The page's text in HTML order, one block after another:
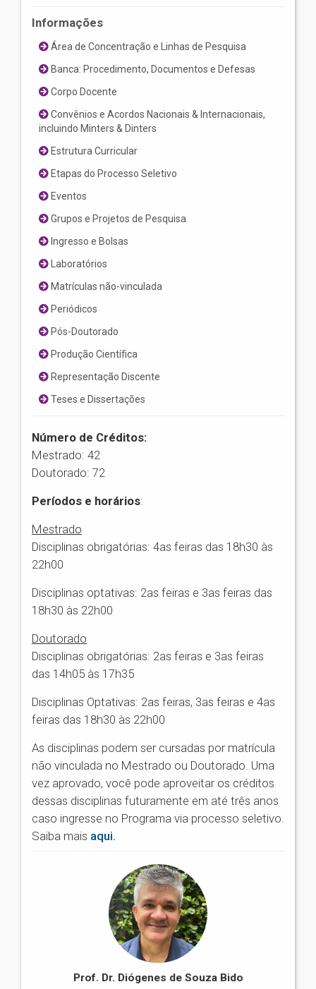
Informações
Área de Concentração e Linhas de Pesquisa
Banca: Procedimento, Documentos e Defesas
Corpo Docente
Convênios e Acordos Nacionais & Internacionais,
incluindo Minters & Dinters
Estrutura Curricular
Etapas do Processo Seletivo
Eventos
Grupos e Projetos de Pesquisa
Ingresso e Bolsas
Laboratórios
Matrículas não-vinculada
Periódicos
Pós-Doutorado
Produção Científica
Representação Discente
Teses e Dissertações
Número de Créditos:
Mestrado: 42
Doutorado: 72
Períodos e horários:
Mestrado
Disciplinas obrigatórias: 4as feiras das 18h30 às
22h00
Disciplinas optativas: 2as feiras e 3as feiras das
18h30 às 22h00
Doutorado
Disciplinas obrigatórias: 2as feiras e 3as feiras
das 14h05 às 17h35
Disciplinas Optativas: 2as feiras, 3as feiras e 4as
feiras das 18h30 às 22h00
As disciplinas podem ser cursadas por matrícula
não vinculada no Mestrado ou Doutorado. Uma
vez aprovado, você pode aproveitar os créditos
dessas disciplinas futuramente em até três anos
caso ingresse no Programa via processo seletivo.
Saiba mais aqui.
Prof. Dr. Diógenes de Souza Bido